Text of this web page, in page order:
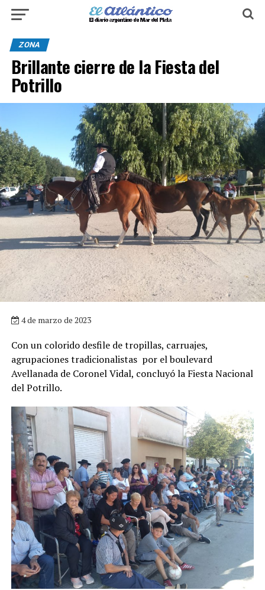
ZONA
Brillante cierre de la Fiesta del
Potrillo
4 de marzo de 2023
Con un colorido desfile de tropillas, carruajes,
agrupaciones tradicionalistas por el boulevard
Avellanada de Coronel Vidal, concluyó la Fiesta Nacional
del Potrillo.